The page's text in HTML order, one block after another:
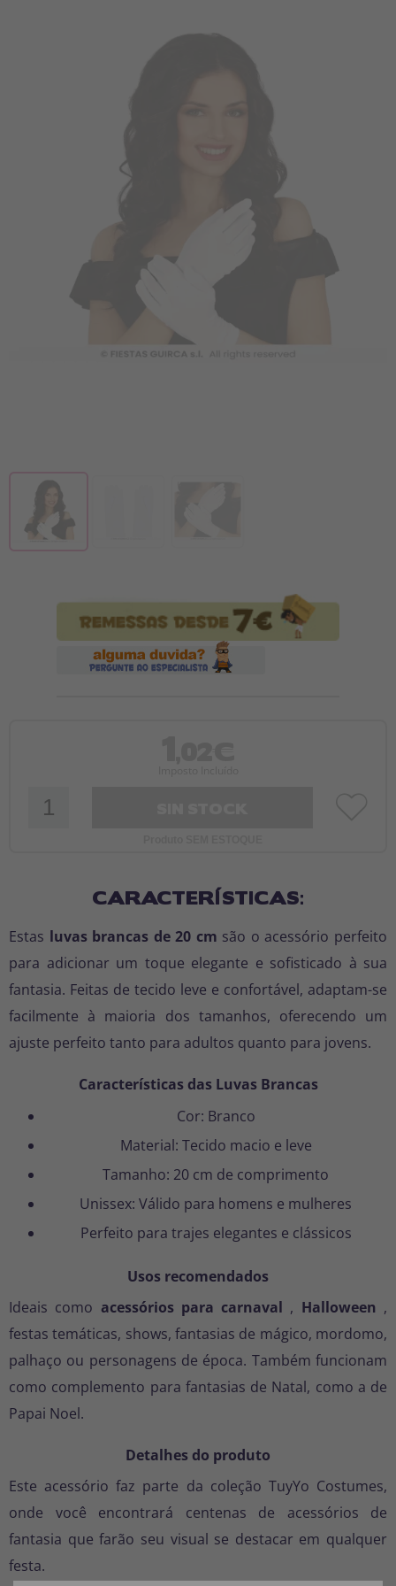
CRIAR CONTA
CARACTERÍSTICAS:
Estas luvas brancas de 20 cm são o acessório perfeito
para adicionar um toque elegante e sofisticado à sua
fantasia. Feitas de tecido leve e confortável, adaptam-se
facilmente à maioria dos tamanhos, oferecendo um
ajuste perfeito tanto para adultos quanto para jovens.
Características das Luvas Brancas
Cor: Branco
Material: Tecido macio e leve
Tamanho: 20 cm de comprimento
Unissex: Válido para homens e mulheres
Perfeito para trajes elegantes e clássicos
Usos recomendados
Ideais como acessórios para carnaval , Halloween ,
festas temáticas, shows, fantasias de mágico, mordomo,
palhaço ou personagens de época. Também funcionam
como complemento para fantasias de Natal, como a de
Papai Noel.
Detalhes do produto
Este acessório faz parte da coleção TuyYo Costumes,
onde você encontrará centenas de acessórios de
fantasia que farão seu visual se destacar em qualquer
festa.